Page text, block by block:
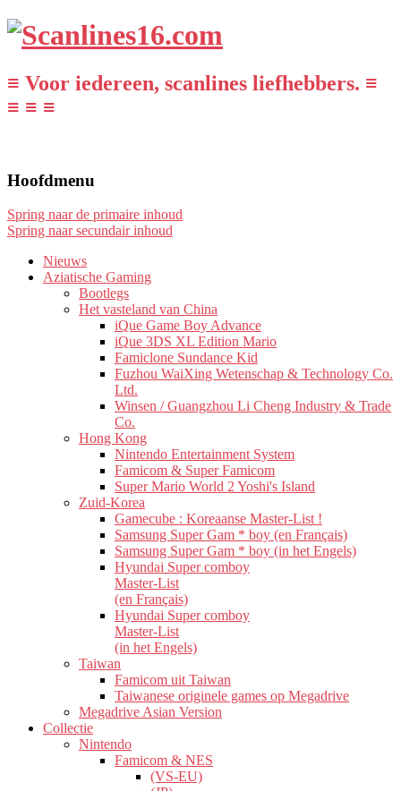
≡ Voor iedereen, scanlines liefhebbers. ≡
≡ ≡ ≡
Hoofdmenu
Spring naar de primaire inhoud
Spring naar secundair inhoud
Nieuws
Aziatische Gaming
Bootlegs
Het vasteland van China
iQue Game Boy Advance
iQue 3DS XL Edition Mario
Famiclone Sundance Kid
Fuzhou WaiXing Wetenschap & Technology Co.
Ltd.
Winsen / Guangzhou Li Cheng Industry & Trade
Co.
Hong Kong
Nintendo Entertainment System
Famicom & Super Famicom
Super Mario World 2 Yoshi's Island
Zuid-Korea
Gamecube : Koreaanse Master-List !
Samsung Super Gam * boy (en Français)
Samsung Super Gam * boy (in het Engels)
Hyundai Super comboy
Master-List
(en Français)
Hyundai Super comboy
Master-List
(in het Engels)
Taiwan
Famicom uit Taiwan
Taiwanese originele games op Megadrive
Megadrive Asian Version
Collectie
Nintendo
Famicom & NES
(VS-EU)